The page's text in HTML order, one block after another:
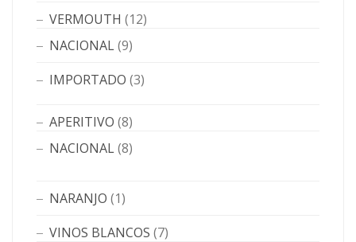
VERMOUTH (12)
NACIONAL(9)
IMPORTADO (3)
APERITIVO (8)
NACIONAL(8)
NARANJO (1)
VINOS BLANCOS (7)